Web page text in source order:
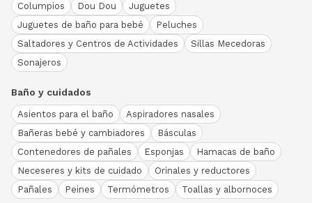
Columpios
Dou Dou
Juguetes
Juguetes de baño para bebé
Peluches
Saltadores y Centros de Actividades
Sillas Mecedoras
Sonajeros
Baño y cuidados
Asientos para el baño
Aspiradores nasales
Bañeras bebé y cambiadores
Básculas
Contenedores de pañales
Esponjas
Hamacas de baño
Neceseres y kits de cuidado
Orinales y reductores
Pañales
Peines Termómetros Toallas y albornoces